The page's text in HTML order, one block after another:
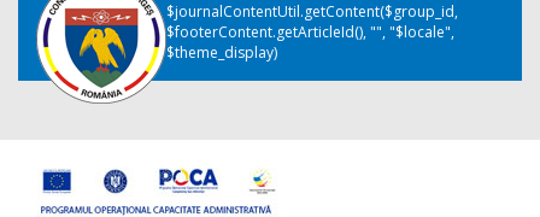
$journalContentUtil.getContent($group_id,
$footerContent.getArticleId(), "", "$locale",
$theme_display)